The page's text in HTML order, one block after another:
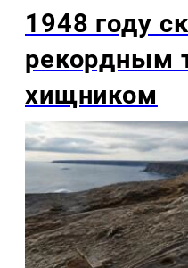
1948 году
рекордным
хищником